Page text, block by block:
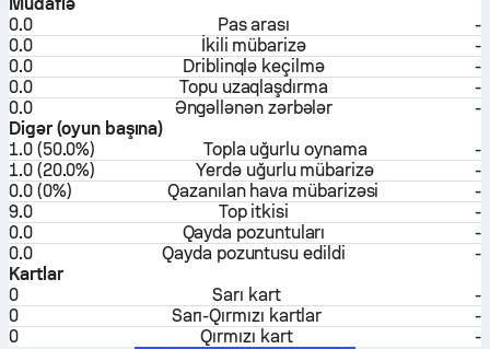
0.0
Pas arası
-
0.0
İkili mübarizə
-
0.0
Driblinqlə keçilmə
-
0.0
Topu uzaqlaşdırma
-
0.0
Əngəllənən zərbələr
-
Digər (oyun başına)
1.0 (50.0%)
Topla uğurlu oynama
-
1.0 (20.0%)
Yerdə uğurlu mübarizə
-
0.0 (0%)
Qazanılan hava mübarizəsi
-
9.0
Top itkisi
-
0.0
Qayda pozuntuları
-
0.0
Qayda pozuntusu edildi
-
Kartlar
0
Sarı kart
-
0
Sarı-Qırmızı kartlar
-
0
Qırmızı kart
-